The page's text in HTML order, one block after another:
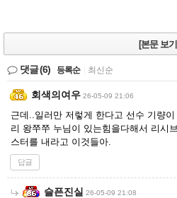
[본문 보
댓글(6) 등록순 최신순
회색의여우 26-05-09 21:06
근데..일러만 저렇게 한다고 선수 기량
리 왕쭈쭈 누님이 있는힘을다해서 리시
스터를 내라고 이것들아.
답글
슬픈진실 26-05-09 21:08